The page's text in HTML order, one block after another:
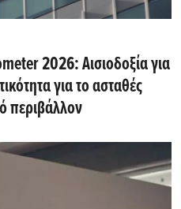
2026: Αισιοδοξία για
για το ασταθές
περιβάλλον